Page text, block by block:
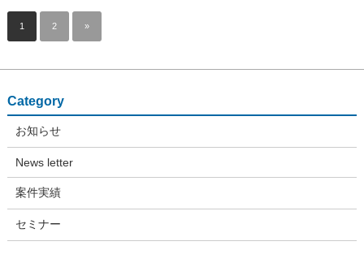
1 2 »
Category
お知らせ
News letter
案件実績
セミナー